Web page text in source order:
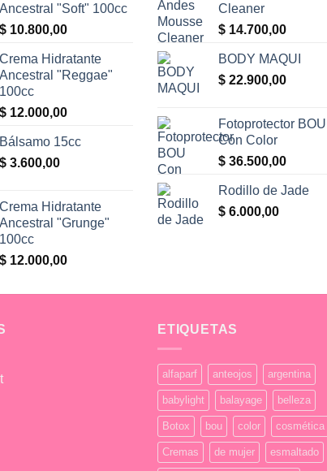
Ancestral "Soft" 100cc
$ 10.800,00
Crema Hidratante
Ancestral "Reggae"
100cc
$ 12.000,00
Bálsamo 15cc
$ 3.600,00
Crema Hidratante
Ancestral "Grunge"
100cc
$ 12.000,00
Cleaner
$ 14.700,00
BODY MAQUI
$ 22.900,00
Fotoprotector BOU
Con Color
$ 36.500,00
Rodillo de Jade
$ 6.000,00
ETIQUETAS
alfaparf anteojos argentina
babylight balayage belleza
Botox bou color cosmética
Cremas de mujer esmaltado